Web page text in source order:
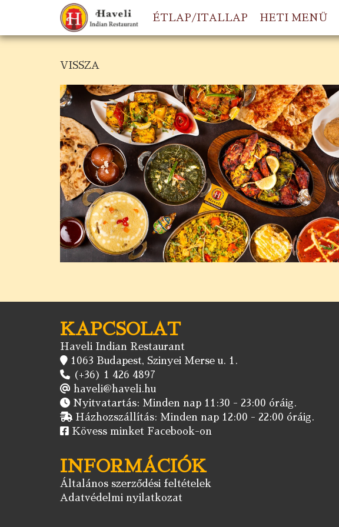
ÉTLAP/ITALLAP HETI MENÜ
VISSZA
KAPCSOLAT
Haveli Indian Restaurant
1063 Budapest, Szinyei Merse u. 1.
(+36) 1 426 4897
haveli@haveli.hu
Nyitvatartás: Minden nap 11:30 - 23:00 óráig.
Házhozszállítás: Minden nap 12:00 - 22:00 óráig.
Kövess minket Facebook-on
INFORMÁCIÓK
Általános szerződési feltételek
Adatvédelmi nyilatkozat